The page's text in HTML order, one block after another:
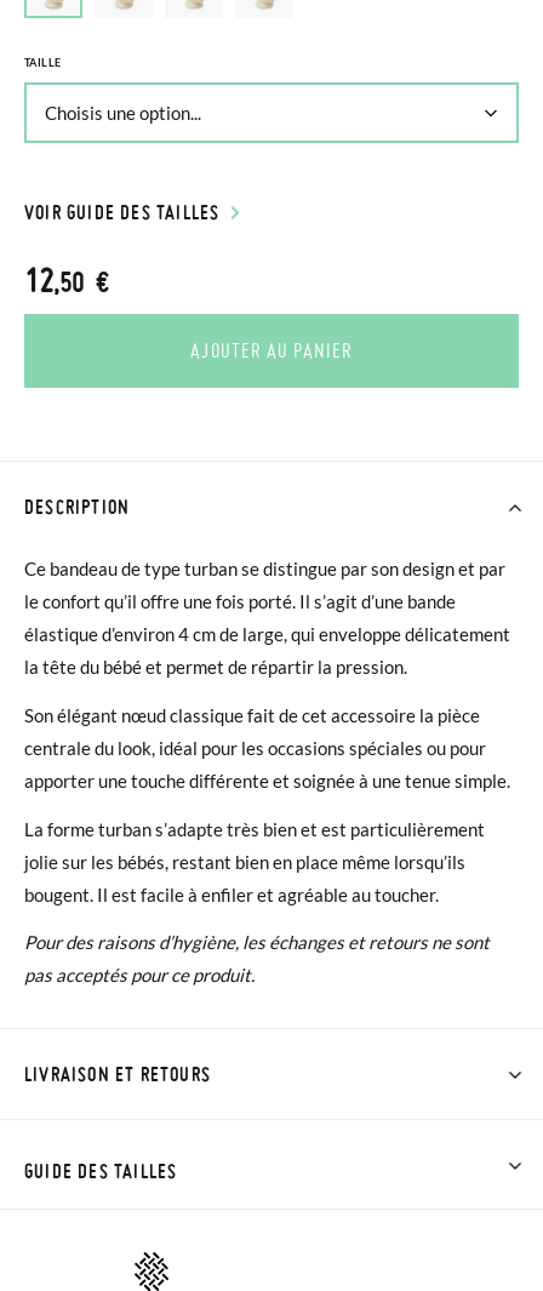
TAILLE
VOIR GUIDE DES TAILLES
12,50 €
AJOUTER AU PANIER
DESCRIPTION
Ce bandeau de type turban se distingue par son design et par
le confort qu’il offre une fois porté. Il s’agit d’une bande
élastique d’environ 4 cm de large, qui enveloppe délicatement
la tête du bébé et permet de répartir la pression.
Son élégant nœud classique fait de cet accessoire la pièce
centrale du look, idéal pour les occasions spéciales ou pour
apporter une touche différente et soignée à une tenue simple.
La forme turban s’adapte très bien et est particulièrement
jolie sur les bébés, restant bien en place même lorsqu’ils
bougent. Il est facile à enfiler et agréable au toucher.
Pour des raisons d’hygiène, les échanges et retours ne sont
pas acceptés pour ce produit.
LIVRAISON ET RETOURS
commandes inférieures à 30 €, la livraison standard coûte
avant 15h, sinon elle sera expédiée le lendemain.
GUIDE DES TAILLES